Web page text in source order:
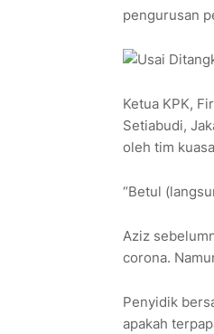
pengurusan
Ketua KPK,
Setiabudi,
oleh tim
“Betul
Aziz
corona.
Penyidik
apakah